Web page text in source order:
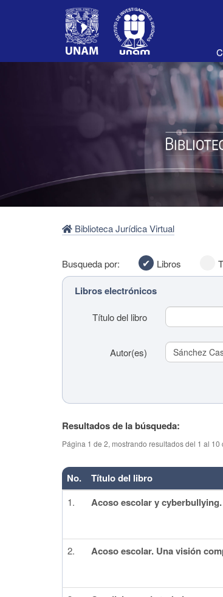
Biblioteca Jurídica Virtual
Busqueda por: Libros
Libros electrónicos
Título del libro
Autor(es)
Título del tema
(colaboración)
Colaborador(es)
Resultados de la búsqueda:
Página 1 de 2, mostrando resultados del 1 al 10
No. Título del libro
1. Acoso escolar y
2. Acoso escolar. Una visión